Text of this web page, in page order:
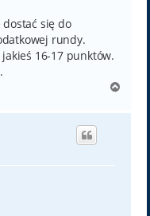
się do
rundy.
16-17 punktów.
g